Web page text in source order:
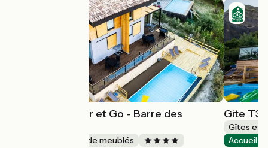
Gite T3 Halte Air et Go - Barre des
Gîtes et locations de meublés
Gite T3
Gîtes et
Accueil